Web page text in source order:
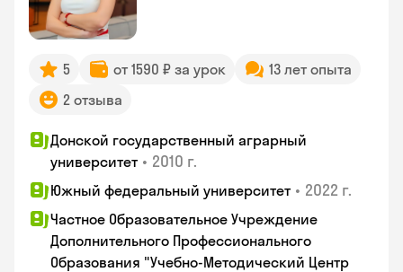
5 от 1590 ₽ за урок
13 лет опыта
2 отзыва
Донской государственный аграрный
университет • 2010 г.
Южный федеральный университет • 2022 г.
Частное Образовательное Учреждение
Дополнительного Профессионального
Образования "Учебно-Методический Центр